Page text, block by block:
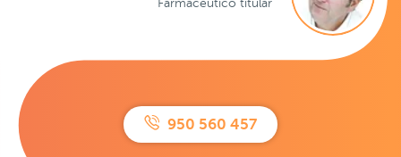
950 560 457
Farmacéutico titular